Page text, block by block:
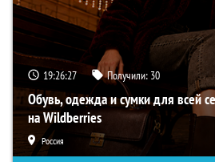
19:26:27 Получили: 30
Обувь, одежда и сумки для всей
на Wildberries
Россия